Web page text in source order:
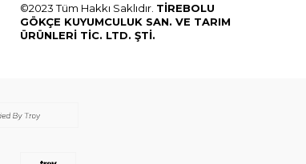
©2023 Tüm Hakkı Saklıdır. TİREBOLU
GÖKÇE KUYUMCULUK SAN. VE TARIM
ÜRÜNLERİ TİC. LTD. ŞTİ.